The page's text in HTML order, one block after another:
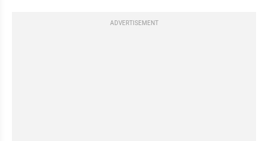
ADVERTISEMENT